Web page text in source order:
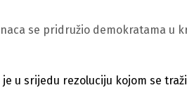
se pridružio demokratama u
u srijedu rezoluciju kojom se traži